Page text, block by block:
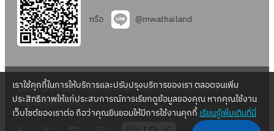
หรือ @mwathailand
Copyright 2022 – Metropolitan Waterworks Authority – All
Rights Reserved.
เราใช้คุกกี้ในการให้บริการและปรับปรุงบริการของเรา ตลอดจนเพิ่ม
ประสิทธิภาพให้แก่ประสบการณ์การเรียกดูข้อมูลของคุณ หากคุณใช้งาน
เว็บไซต์ของเราต่อ ถือว่าคุณยินยอมให้มีการใช้งานคุกกี้เรียนรู้เพิ่มเติมที่นี่